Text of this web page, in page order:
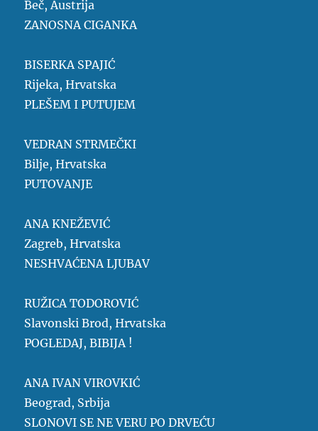
Beč, Austrija
ZANOSNA CIGANKA
BISERKA SPAJIĆ
Rijeka, Hrvatska
PLEŠEM I PUTUJEM
VEDRAN STRMEČKI
Bilje, Hrvatska
PUTOVANJE
ANA KNEŽEVIĆ
Zagreb, Hrvatska
NESHVAĆENA LJUBAV
RUŽICA TODOROVIĆ
Slavonski Brod, Hrvatska
POGLEDAJ, BIBIJA !
ANA IVAN VIROVKIĆ
Beograd, Srbija
SLONOVI SE NE VERU PO DRVEĆU